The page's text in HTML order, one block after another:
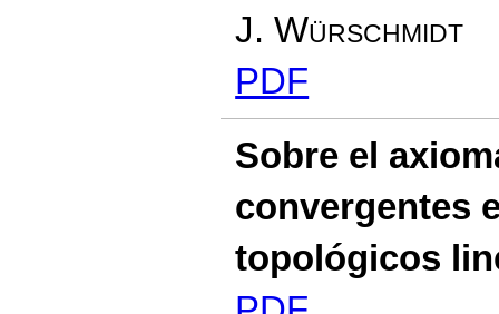
J. Würschmidt
PDF
Sobre el
convergentes
topológicos